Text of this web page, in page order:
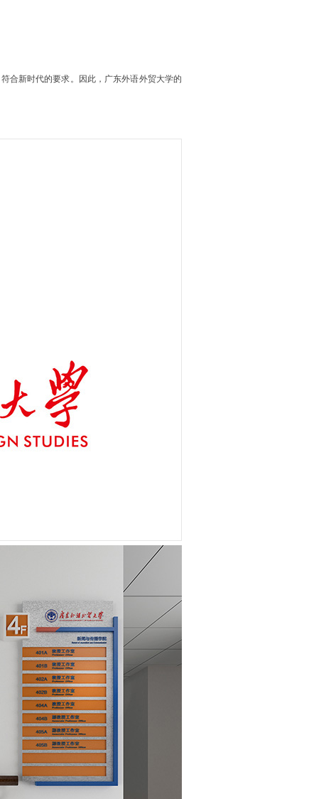
合新时代的要求。因此，广东外语外贸大学的